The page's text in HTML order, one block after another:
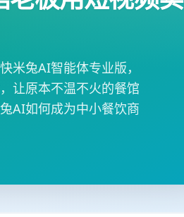
米兔AI智能体专业版，
让原本不温不火的餐馆
AI如何成为中小餐饮商